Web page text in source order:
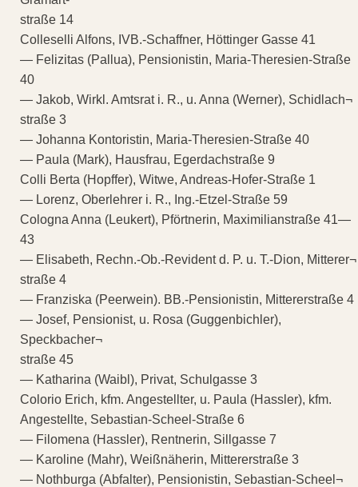
straße 14
Colleselli Alfons, IVB.-Schaffner, Höttinger Gasse 41
— Felizitas (Pallua), Pensionistin, Maria-Theresien-Straße
40
— Jakob, Wirkl. Amtsrat i. R., u. Anna (Werner), Schidlach¬
straße 3
— Johanna Kontoristin, Maria-Theresien-Straße 40
— Paula (Mark), Hausfrau, Egerdachstraße 9
Colli Berta (Hopffer), Witwe, Andreas-Hofer-Straße 1
— Lorenz, Oberlehrer i. R., Ing.-Etzel-Straße 59
Cologna Anna (Leukert), Pförtnerin, Maximilianstraße 41—
43
— Elisabeth, Rechn.-Ob.-Revident d. P. u. T.-Dion, Mitterer¬
straße 4
— Franziska (Peerwein). BB.-Pensionistin, Mittererstraße 4
— Josef, Pensionist, u. Rosa (Guggenbichler),
Speckbacher¬
straße 45
— Katharina (Waibl), Privat, Schulgasse 3
Colorio Erich, kfm. Angestellter, u. Paula (Hassler), kfm.
Angestellte, Sebastian-Scheel-Straße 6
— Filomena (Hassler), Rentnerin, Sillgasse 7
— Karoline (Mahr), Weißnäherin, Mittererstraße 3
— Nothburga (Abfalter), Pensionistin, Sebastian-Scheel¬